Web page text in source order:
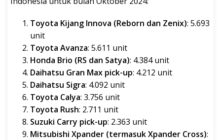
Toyota Kijang Innova (Reborn dan Zenix): 5.693
unit
Toyota Avanza: 5.611 unit
Honda Brio (RS dan Satya): 4.384 unit
Daihatsu Gran Max pick-up: 4.212 unit
Daihatsu Sigra: 4.092 unit
Toyota Calya: 3.756 unit
Toyota Rush: 2.711 unit
Suzuki Carry pick-up: 2.363 unit
Mitsubishi Xpander (termasuk Xpander Cross):